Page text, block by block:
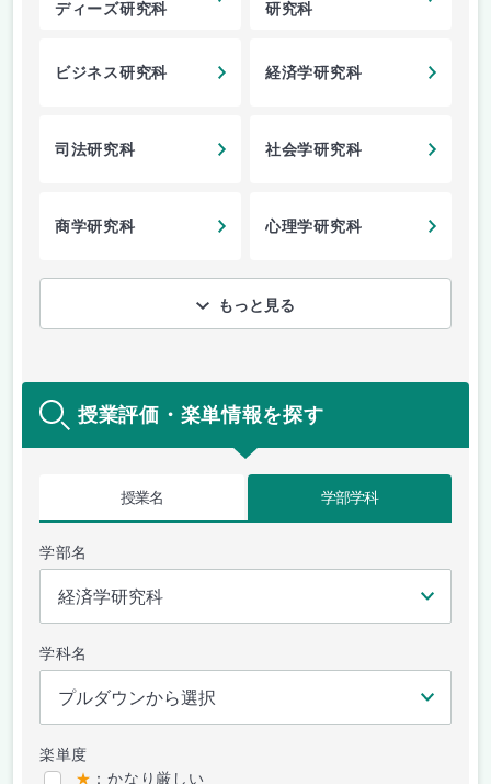
ディーズ研究科
研究科
ビジネス研究科 経済学研究科
司法研究科 社会学研究科
商学研究科 心理学研究科
もっと見る
授業評価・楽単情報を探す
授業名 学部学科
学部名
学科名
楽単度
★ ：かなり厳しい